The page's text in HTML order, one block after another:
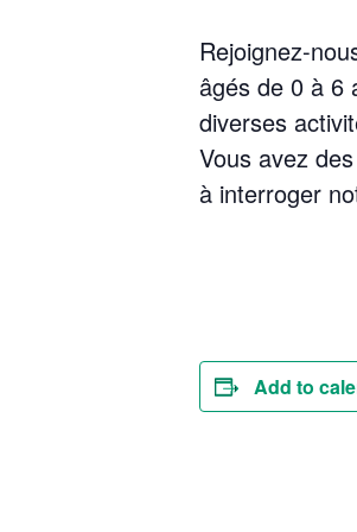
Rejoignez-
âgés de 0 à 6
diverses
Vous avez
à interroger
Add to